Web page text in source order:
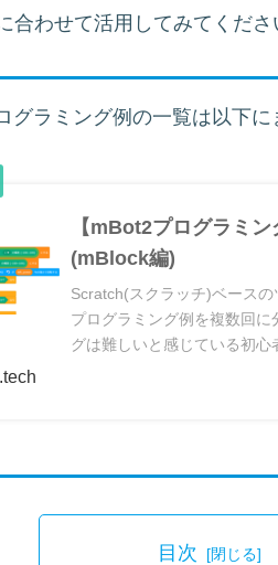
合わせて活用してみてくださ
グラミング例の一覧は以下に
【mBot2プログラミ
(mBlock編)
Scratch(スクラッチ)ベース
プログラミング例を複数回
グは難しいと感じている初
ど、様々なレベルの方々に
目次